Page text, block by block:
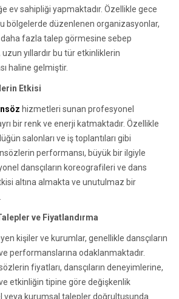
ev sahipliği yapmaktadır. Özellikle gece
bölgelerde düzenlenen organizasyonlar,
fazla talep görmesine sebep
yıllardır bu tür etkinliklerin
haline gelmiştir.
Etkisi
hizmetleri sunan profesyonel
bir renk ve enerji katmaktadır. Özellikle
salonları ve iş toplantıları gibi
performansı, büyük bir ilgiyle
dansçıların koreografileri ve dans
altına almakta ve unutulmaz bir
ve Fiyatlandırma
kişiler ve kurumlar, genellikle dansçıların
performanslarına odaklanmaktadır.
fiyatları, dansçıların deneyimlerine,
etkinliğin tipine göre değişkenlik
veya kurumsal talepler doğrultusunda